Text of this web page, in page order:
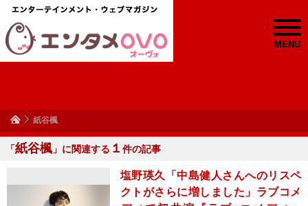
MENU
紙谷楓
「紙谷楓 」に関連する １ 件の記事
塩野瑛久「中島健人さんへのリスペ
クトがさらに増しました」ラブコメ